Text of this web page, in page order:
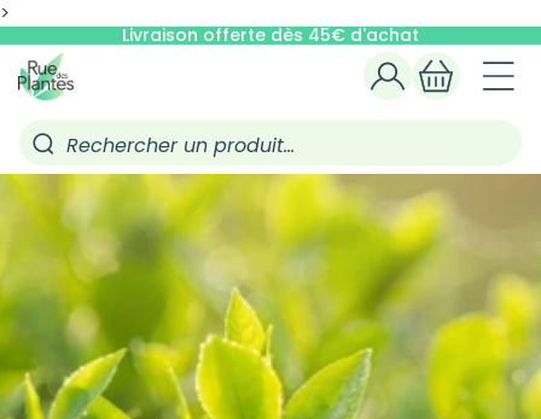
>
PASSER
AU
CONTENU
Livraison offerte dès 45€ d'achat
Rechercher un produit…
ConnexionPanier